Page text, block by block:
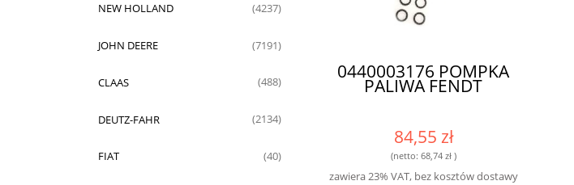
NEW HOLLAND (4237)
JOHN DEERE (7191)
CLAAS (488)
DEUTZ-FAHR (2134)
FIAT (40)
0440003176 POMPKA
PALIWA FENDT
84,55 zł
(netto: 68,74 zł)
zawiera 23% VAT, bez kosztów dostawy